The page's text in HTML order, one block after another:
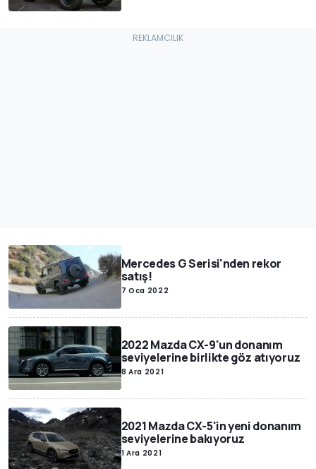
Mercedes G Serisi'nden rekor
satış!
7 Oca 2022
2022 Mazda CX-9'un donanım
seviyelerine birlikte göz atıyoruz
8 Ara 2021
2021 Mazda CX-5'in yeni donanım
seviyelerine bakıyoruz
1 Ara 2021